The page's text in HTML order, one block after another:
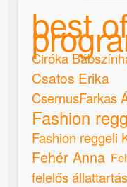
best
Ciróka
Csatos Erika
CsernusFarkas
Fashion
Fashion reggeli
Fehér Anna
felelős állattartás